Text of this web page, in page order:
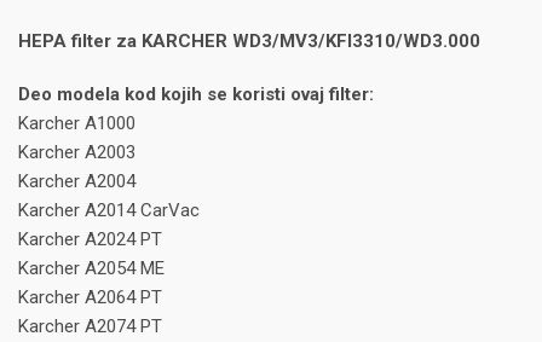
HEPA filter za KARCHER WD3/MV3/KFI3310/WD3.000
Deo modela kod kojih se koristi ovaj filter:
Karcher A1000
Karcher A2003
Karcher A2004
Karcher A2014 CarVac
Karcher A2024 PT
Karcher A2054 ME
Karcher A2064 PT
Karcher A2074 PT